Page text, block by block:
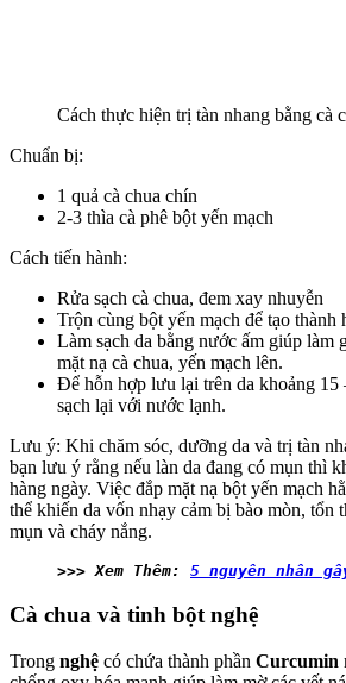
Cách thực hiện trị tàn nhang bằng cà
Chuẩn bị:
1 quả cà chua chín
2-3 thìa cà phê bột yến mạch
Cách tiến hành:
Rửa sạch cà chua, đem xay nhuyễn
Trộn cùng bột yến mạch để tạo thành
Làm sạch da bằng nước ấm giúp làm
mặt nạ cà chua, yến mạch lên.
Để hỗn hợp lưu lại trên da khoảng 15
sạch lại với nước lạnh.
Lưu ý: Khi chăm sóc, dưỡng da và trị tàn
bạn lưu ý rằng nếu làn da đang có mụn thì
hàng ngày. Việc đắp mặt nạ bột yến mạch
thể khiến da vốn nhạy cảm bị bào mòn, tổn
mụn và cháy nắng.
>>> Xem Thêm: 5 nguyên nhân
Cà chua và tinh bột nghệ
Trong nghệ có chứa thành phần Curcumin